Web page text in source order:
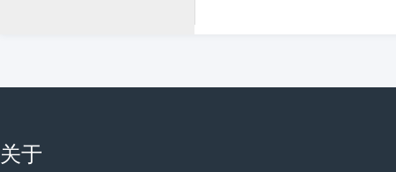
关于